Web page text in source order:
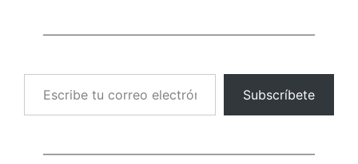
Escribe tu correo electrónico…
Subscríbete